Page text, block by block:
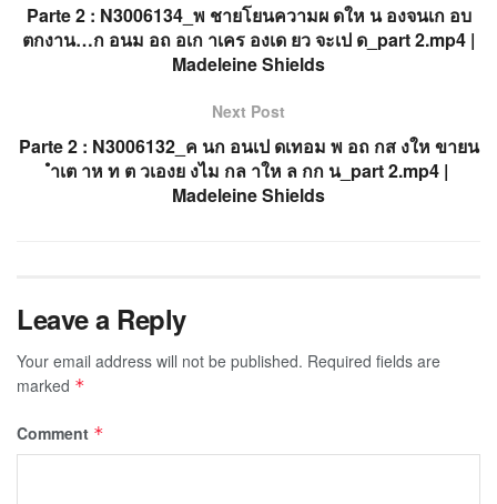
Parte 2 : N3006134_พ ชายโยนความผ ดให น องจนเก อบ
ตกงาน…ก อนม อถ อเก าเคร องเด ยว จะเป ด_part 2.mp4 |
Madeleine Shields
Next Post
Parte 2 : N3006132_ค นก อนเป ดเทอม พ อถ กส งให ขายน
ำเต าห ท ต วเองย งไม กล าให ล กก น_part 2.mp4 |
Madeleine Shields
Leave a Reply
Your email address will not be published. Required fields are
marked *
Comment *